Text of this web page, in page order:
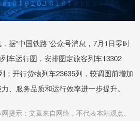
“中国铁路”公众号消息，7月1日零时
车运行图，安排图定旅客列车13302
；开行货物列车23635列，较调图前增加
、服务品质和运行效率进一步提升。
网提示：文章来自网络，不代表本站观点。